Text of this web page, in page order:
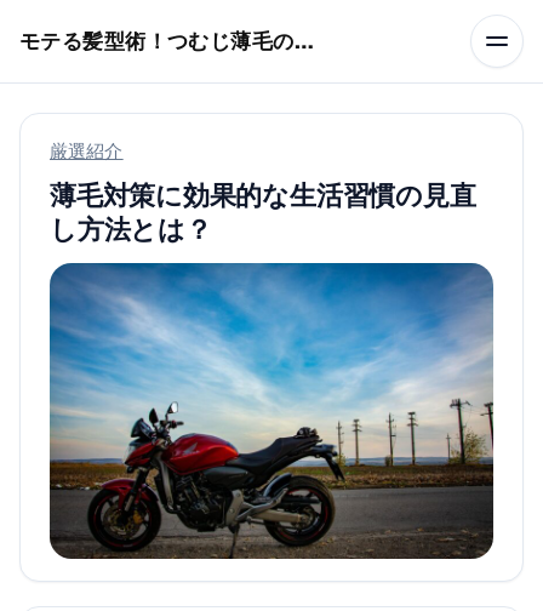
モテる髪型術！つむじ薄毛の隠し方
厳選紹介
薄毛対策に効果的な生活習慣の見直
し方法とは？